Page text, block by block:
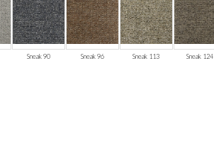
Sneak 90 Sneak 96 Sneak 113 Sneak 124